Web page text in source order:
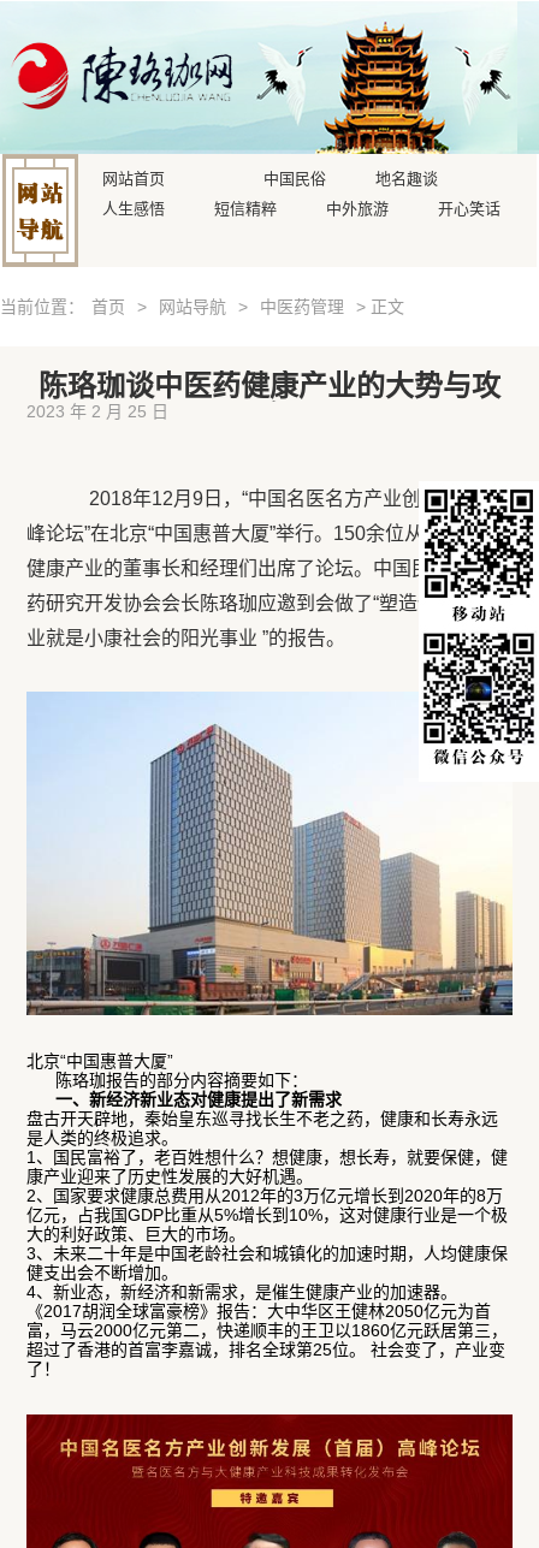
网站首页 中国民俗
地名趣谈
人生感悟
短信精粹 中外旅游 开心笑话
当前位置： 首页 > 网站导航 > 中医药管理 > 正文
陈珞珈谈中医药健康产业的大势与攻
2023 年 2 月 25 日
2018年12月9日，“中国名医名方产业创新发展高
峰论坛”在北京“中国惠普大厦”举行。150余位从事中医药
健康产业的董事长和经理们出席了论坛。中国民间中医医
药研究开发协会会长陈珞珈应邀到会做了“塑造健康的行
业就是小康社会的阳光事业 ”的报告。
北京“中国惠普大厦”
陈珞珈报告的部分内容摘要如下：
一、新经济新业态对健康提出了新需求
盘古开天辟地，秦始皇东巡寻找长生不老之药，健康和长寿永远
是人类的终极追求。
1、国民富裕了，老百姓想什么？想健康，想长寿，就要保健，健
康产业迎来了历史性发展的大好机遇。
2、国家要求健康总费用从2012年的3万亿元增长到2020年的8万
亿元，占我国GDP比重从5%增长到10%，这对健康行业是一个极
大的利好政策、巨大的市场。
3、未来二十年是中国老龄社会和城镇化的加速时期，人均健康保
健支出会不断增加。
4、新业态，新经济和新需求，是催生健康产业的加速器。
《2017胡润全球富豪榜》报告：大中华区王健林2050亿元为首
富，马云2000亿元第二，快递顺丰的王卫以1860亿元跃居第三，
超过了香港的首富李嘉诚，排名全球第25位。 社会变了，产业变
了！